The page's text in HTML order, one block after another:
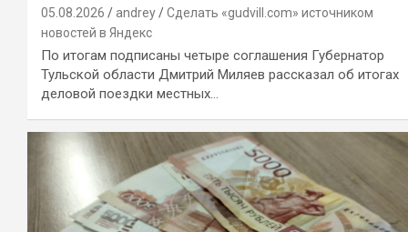
05.08.2026 andrey
Сделать «gudvill.com» источником
новостей в Яндекс
По итогам подписаны четыре соглашения Губернатор
Тульской области Дмитрий Миляев рассказал об итогах
деловой поездки местных…